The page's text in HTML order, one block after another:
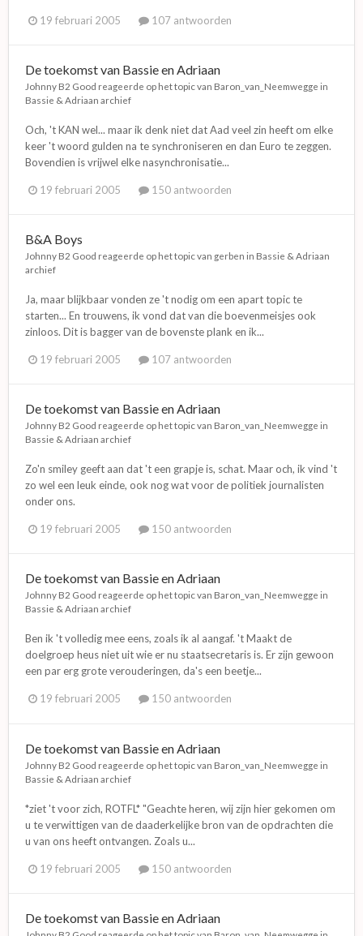
19 februari 2005 107 antwoorden
De toekomst van Bassie en Adriaan
Johnny B2 Good reageerde op het topic van Baron_van_Neemwegge in
Bassie & Adriaan archief
Och, 't KAN wel... maar ik denk niet dat Aad veel zin heeft om elke
keer 't woord gulden na te synchroniseren en dan Euro te zeggen.
Bovendien is vrijwel elke nasynchronisatie...
19 februari 2005 150 antwoorden
B&A Boys
Johnny B2 Good reageerde op het topic van gerben in Bassie & Adriaan
archief
Ja, maar blijkbaar vonden ze 't nodig om een apart topic te
starten... En trouwens, ik vond dat van die boevenmeisjes ook
zinloos. Dit is bagger van de bovenste plank en ik...
19 februari 2005 107 antwoorden
De toekomst van Bassie en Adriaan
Johnny B2 Good reageerde op het topic van Baron_van_Neemwegge in
Bassie & Adriaan archief
Zo'n smiley geeft aan dat 't een grapje is, schat. Maar och, ik vind 't
zo wel een leuk einde, ook nog wat voor de politiek journalisten
onder ons.
19 februari 2005 150 antwoorden
De toekomst van Bassie en Adriaan
Johnny B2 Good reageerde op het topic van Baron_van_Neemwegge in
Bassie & Adriaan archief
Ben ik 't volledig mee eens, zoals ik al aangaf. 't Maakt de
doelgroep heus niet uit wie er nu staatsecretaris is. Er zijn gewoon
een par erg grote verouderingen, da's een beetje...
19 februari 2005 150 antwoorden
De toekomst van Bassie en Adriaan
Johnny B2 Good reageerde op het topic van Baron_van_Neemwegge in
Bassie & Adriaan archief
*ziet 't voor zich, ROTFL* "Geachte heren, wij zijn hier gekomen om
u te verwittigen van de daaderkelijke bron van de opdrachten die
u van ons heeft ontvangen. Zoals u...
19 februari 2005 150 antwoorden
De toekomst van Bassie en Adriaan